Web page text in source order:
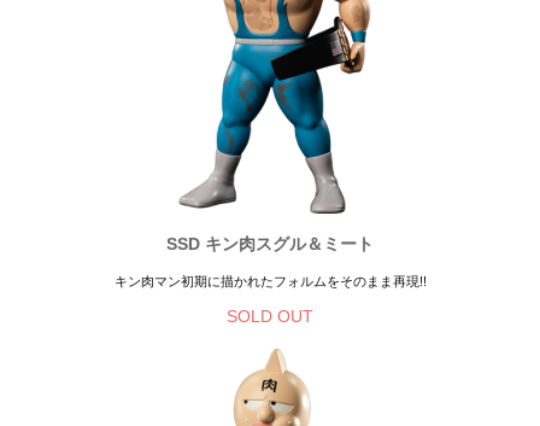
SSD キン肉スグル＆ミート
キン肉マン初期に描かれたフォルムをそのまま再現!!
SOLD OUT